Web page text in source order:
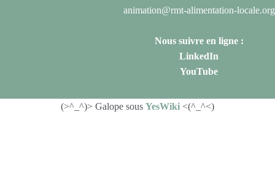
animation@rmt-alimentation-locale.org
Nous suivre en ligne :
LinkedIn
YouTube
(>^_^)> Galope sous YesWiki <(^_^<)